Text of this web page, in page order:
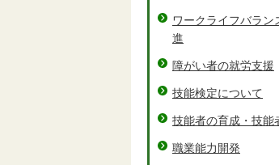
ワークライフバラン
進
障がい者の就労支援
技能検定について
技能者の育成・技能
職業能力開発